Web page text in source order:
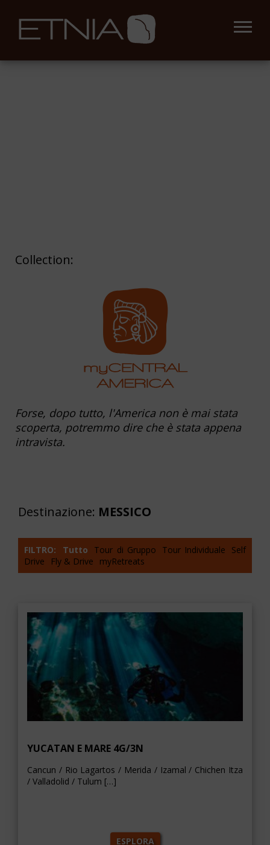
Collection:
Forse, dopo tutto, l'America non è mai stata
scoperta, potremmo dire che è stata appena
intravista.
Destinazione: MESSICO
FILTRO: Tutto Tour di Gruppo Tour Individuale
Self
Drive
Fly & Drive myRetreats
YUCATAN E MARE 4G/3N
Cancun / Rio Lagartos / Merida / Izamal / Chichen Itza
/ Valladolid / Tulum […]
ESPLORA